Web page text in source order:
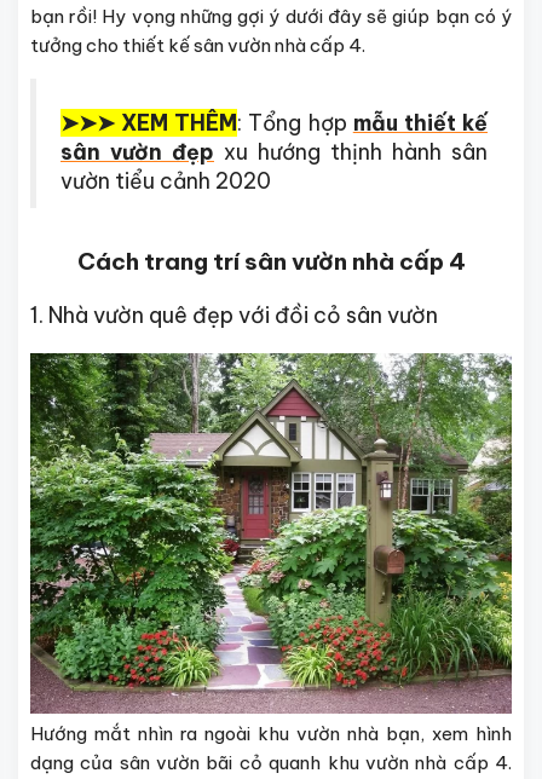
bạn rồi! Hy vọng những gợi ý dưới đây sẽ giúp bạn có ý
tưởng cho thiết kế sân vườn nhà cấp 4.
➤➤➤ XEM THÊM: Tổng hợp mẫu thiết kế
sân vườn đẹp xu hướng thịnh hành sân
vườn tiểu cảnh 2020
Cách trang trí sân vườn nhà cấp 4
1. Nhà vườn quê đẹp với đồi cỏ sân vườn
Hướng mắt nhìn ra ngoài khu vườn nhà bạn, xem hình
dạng của sân vườn bãi cỏ quanh khu vườn nhà cấp 4.